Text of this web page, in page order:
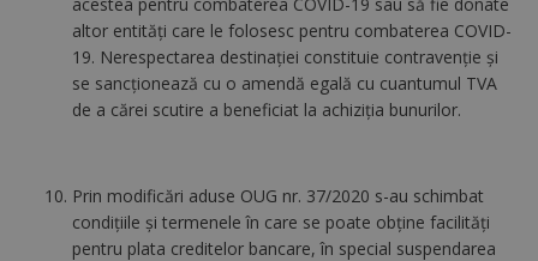
altor entităţi care le folosesc pentru combaterea COVID-
19. Nerespectarea destinaţiei constituie contravenţie şi
se sancţionează cu o amendă egală cu cuantumul TVA
de a cărei scutire a beneficiat la achiziţia bunurilor.
Prin modificări aduse OUG nr. 37/2020 s-au schimbat
condițiile și termenele în care se poate obține facilități
pentru plata creditelor bancare, în special suspendarea